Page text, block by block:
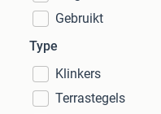
Gebruikt
Type
Klinkers
Terrastegels